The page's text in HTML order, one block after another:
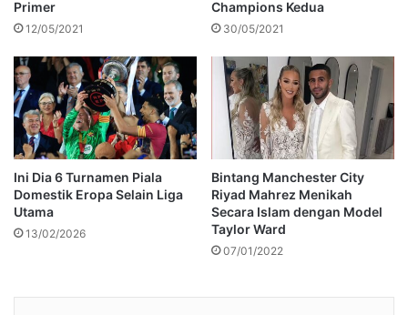
Primer
12/05/2021
Champions Kedua
30/05/2021
Ini Dia 6 Turnamen Piala
Domestik Eropa Selain Liga
Utama
13/02/2026
Bintang Manchester City
Riyad Mahrez Menikah
Secara Islam dengan Model
Taylor Ward
07/01/2022